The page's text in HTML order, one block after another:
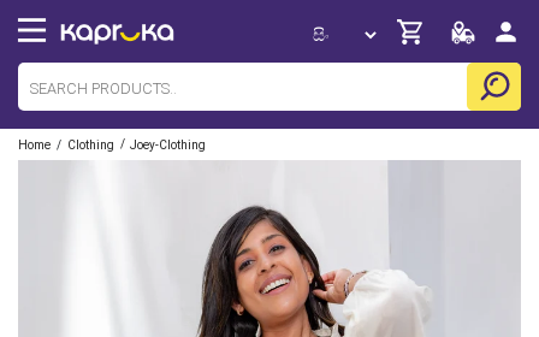
Home / Clothing / Joey-Clothing